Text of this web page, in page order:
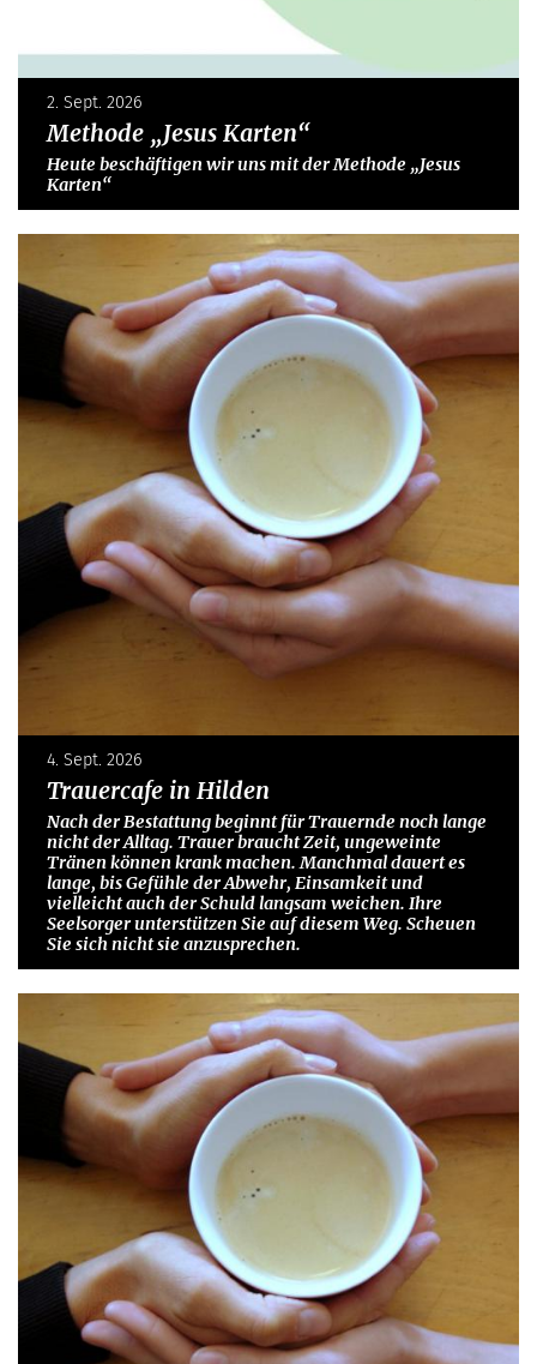
2. Sept. 2026
Methode „Jesus Karten“
Heute beschäftigen wir uns mit der Methode „Jesus
Karten“
4. Sept. 2026
Trauercafe in Hilden
Nach der Bestattung beginnt für Trauernde noch lange
nicht der Alltag. Trauer braucht Zeit, ungeweinte
Tränen können krank machen. Manchmal dauert es
lange, bis Gefühle der Abwehr, Einsamkeit und
vielleicht auch der Schuld langsam weichen. Ihre
Seelsorger unterstützen Sie auf diesem Weg. Scheuen
Sie sich nicht sie anzusprechen.